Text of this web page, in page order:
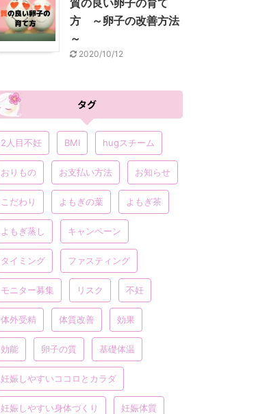
質の良い卵子の育て
方 ～卵子の改善方法
～
2020/10/12
タグ
2人目不妊 BMI hugスチーム
おりもの お支払い方法 お知らせ
こだわり よもぎの葉 よもぎ茶
よもぎ蒸し キャンペーン
タイミング ファスティング
モニター募集 リスク 不妊
体外受精 体質改善 効果
効能 卵子の質 基礎体温
妊娠しやすいココロとカラダ
妊娠しやすい身体づくり 妊娠体質